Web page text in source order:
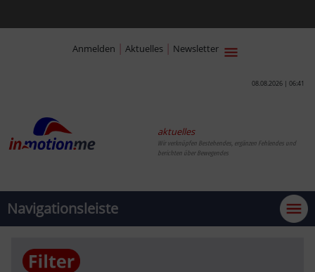
Anmelden | Aktuelles | Newsletter
08.08.2026 | 06:41
aktuelles
Wir verknüpfen Bestehendes, ergänzen Fehlendes und
berichten über Bewegendes
Navigationsleiste